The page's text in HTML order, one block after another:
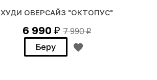
ХУДИ ОВЕРСАЙЗ "ОКТОПУС"
6 990 ₽ 7 990₽
Беру